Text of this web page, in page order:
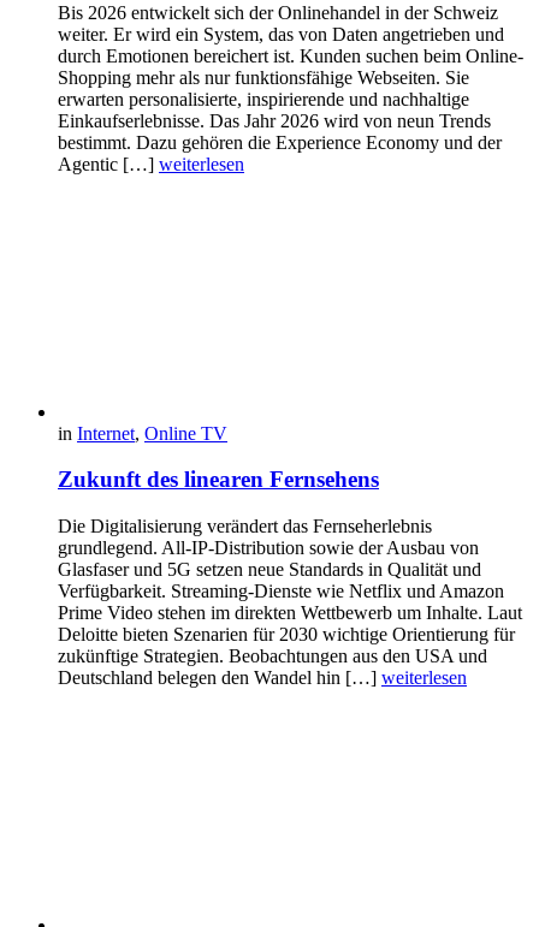
Bis 2026 entwickelt sich der Onlinehandel in der Schweiz
weiter. Er wird ein System, das von Daten angetrieben und
durch Emotionen bereichert ist. Kunden suchen beim Online-
Shopping mehr als nur funktionsfähige Webseiten. Sie
erwarten personalisierte, inspirierende und nachhaltige
Einkaufserlebnisse. Das Jahr 2026 wird von neun Trends
bestimmt. Dazu gehören die Experience Economy und der
Agentic […] weiterlesen
in Internet, Online TV
Zukunft des linearen Fernsehens
Die Digitalisierung verändert das Fernseherlebnis
grundlegend. All-IP-Distribution sowie der Ausbau von
Glasfaser und 5G setzen neue Standards in Qualität und
Verfügbarkeit. Streaming-Dienste wie Netflix und Amazon
Prime Video stehen im direkten Wettbewerb um Inhalte. Laut
Deloitte bieten Szenarien für 2030 wichtige Orientierung für
zukünftige Strategien. Beobachtungen aus den USA und
Deutschland belegen den Wandel hin […] weiterlesen